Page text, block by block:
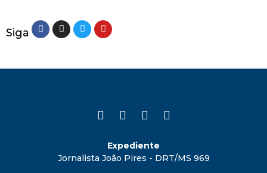
Siga
Expediente
Jornalista João Pires - DRT/MS 969